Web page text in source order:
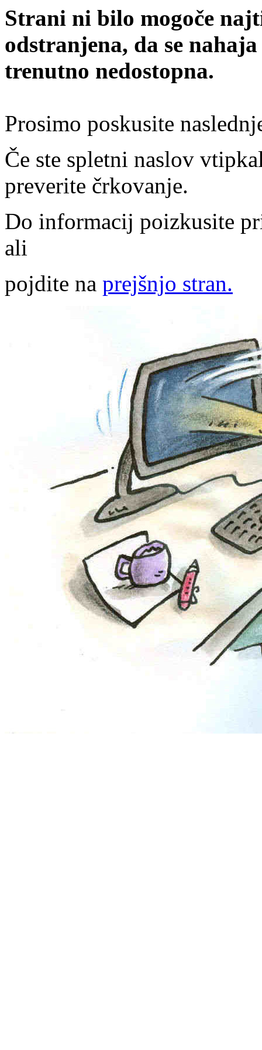
Strani ni bilo mogoče
odstranjena, da se
trenutno nedostopna.
Prosimo poskusite
Če ste spletni naslov
preverite črkovanje.
Do informacij poizkusite
ali
pojdite na prejšnjo stran.